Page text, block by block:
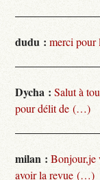
dudu : merci pour
Dycha : Salut à
pour délit de (…)
milan : Bonjour,je
avoir la revue (…)